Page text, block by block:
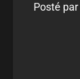
Posté par